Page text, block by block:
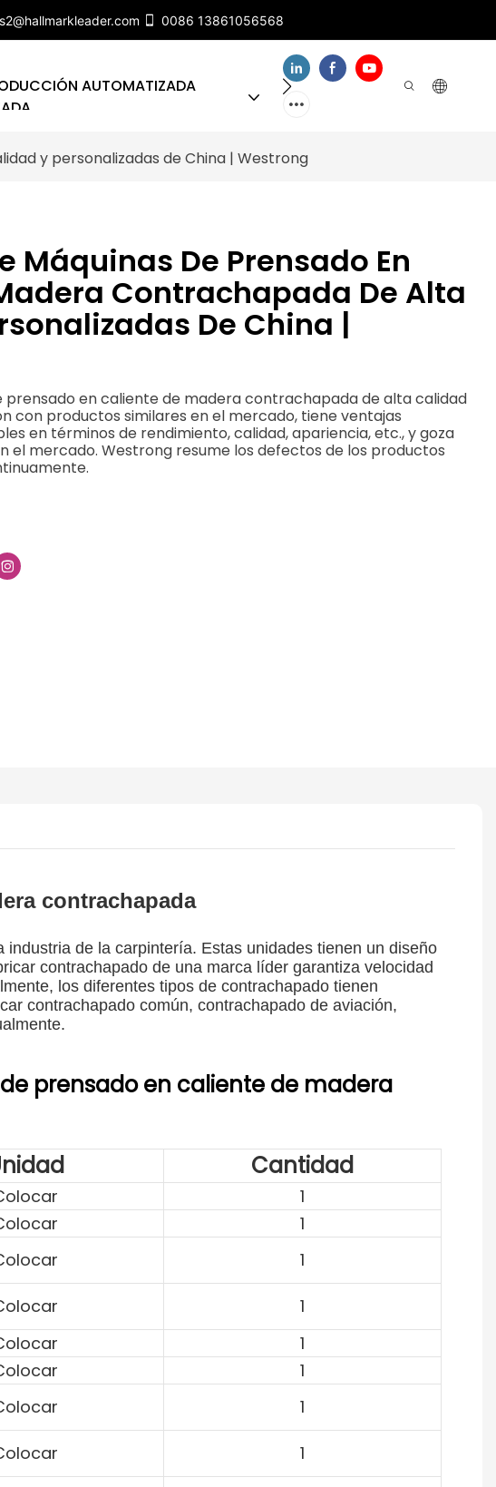
0086 13861056568
AUTOMATIZADA
SOBRE NUESTRO EQUIPO
y personalizadas de China | Westrong
Máquinas De Prensado En
Contrachapada De Alta
De China |
prensado en caliente de madera contrachapada de alta calidad
con productos similares en el mercado, tiene ventajas
en términos de rendimiento, calidad, apariencia, etc., y goza
el mercado. Westrong resume los defectos de los productos
contrachapada
de la carpintería. Estas unidades tienen un diseño
contrachapado de una marca líder garantiza velocidad
los diferentes tipos de contrachapado tienen
contrachapado común, contrachapado de aviación,
prensado en caliente de madera
Cantidad
1
1
1
1
1
1
1
1